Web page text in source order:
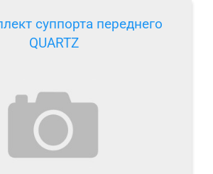
суппорта переднего
QUARTZ